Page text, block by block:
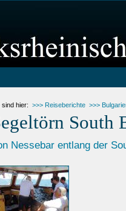
sind hier: >>> Reiseberichte >>>
South
Nessebar entlang der